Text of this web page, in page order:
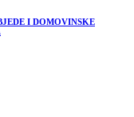
I DOMOVINSKE